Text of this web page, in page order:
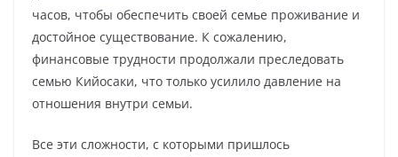
часов, чтобы обеспечить своей семье проживание и
достойное существование. К сожалению,
финансовые трудности продолжали преследовать
семью Кийосаки, что только усилило давление на
отношения внутри семьи.
Все эти сложности, с которыми пришлось